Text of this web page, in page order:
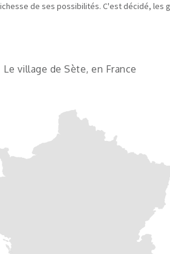
de ses possibilités. C'est décidé, les
Le village de Sète, en France